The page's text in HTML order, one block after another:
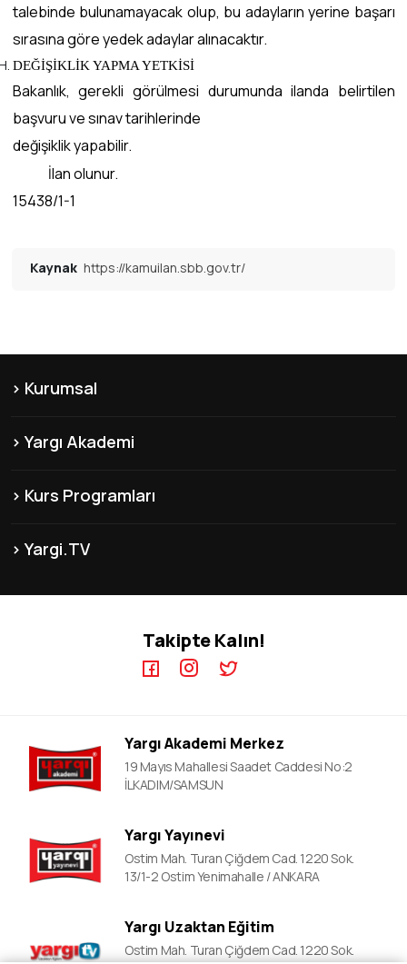
talebinde bulunamayacak olup, bu adayların yerine başarı
sırasına göre yedek adaylar alınacaktır.
DEĞİŞİKLİK YAPMA YETKİSİ
Bakanlık, gerekli görülmesi durumunda ilanda belirtilen
başvuru ve sınav tarihlerinde
değişiklik yapabilir.
İlan olunur.
15438/1-1
Kaynak https://kamuilan.sbb.gov.tr/
Kurumsal
Hakkımızda
Yargı Akademi
Yayınlarımız
İletişim
Kurs Programları
MEB-AGS ÖABT Kursları
Yargi.TV
KPSS A Video Dersler
YDS Video Ders
Takipte Kalın!
Yargı Akademi Merkez
19 Mayıs Mahallesi Saadet Caddesi No:2
İLKADIM/SAMSUN
Yargı Yayınevi
Ostim Mah. Turan Çiğdem Cad. 1220 Sok.
13/1-2 Ostim Yenimahalle / ANKARA
Yargı Uzaktan Eğitim
Ostim Mah. Turan Çiğdem Cad. 1220 Sok.